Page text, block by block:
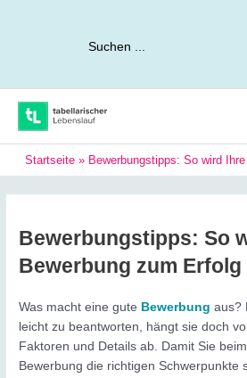
Startseite » Bewerbungstipps: So wird
Bewerbungstipps: So
Bewerbung zum Erfolg
Was macht eine gute Bewerbung aus?
leicht zu beantworten, hängt sie doch
Faktoren und Details ab. Damit Sie
Bewerbung die richtigen Schwerpunkte